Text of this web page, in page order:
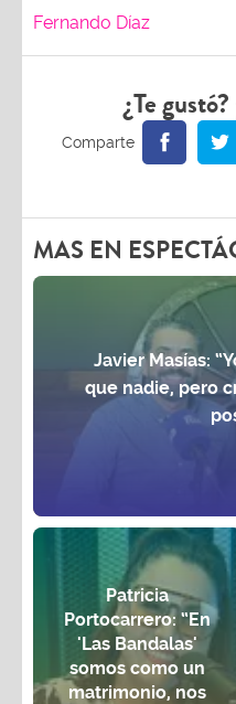
Fernando Díaz
¿Te
MAS EN
Javier Masías:
que nadie, pero
Patricia
Portocarrero: “En
'Las Bandalas'
somos como un
matrimonio, nos